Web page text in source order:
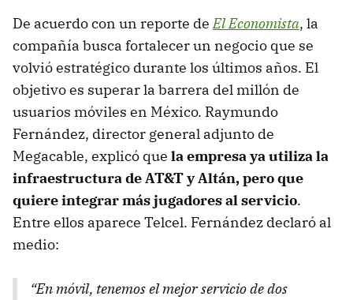
De acuerdo con un reporte deEl Economista, la
compañía busca fortalecer un negocio que se
volvió estratégico durante los últimos años. El
objetivo es superar la barrera del millón de
usuarios móviles en México. Raymundo
Fernández, director general adjunto de
Megacable, explicó que la empresa ya utiliza la
infraestructura de AT&T y Altán, pero que
quiere integrar más jugadores al servicio.
Entre ellos aparece Telcel. Fernández declaró al
medio:
“En móvil, tenemos el mejor servicio de dos